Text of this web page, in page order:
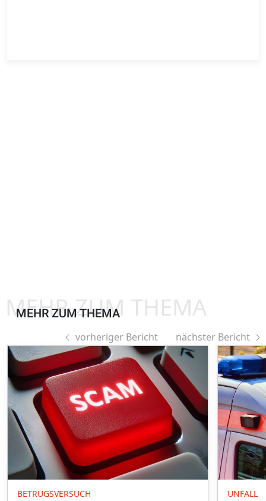
MEHR ZUM THEMA
MEHR ZUM THEMA
vorheriger Bericht nächster Bericht
BETRUGSVERSUCH UNFALL